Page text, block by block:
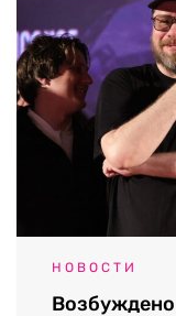
НОВОСТИ